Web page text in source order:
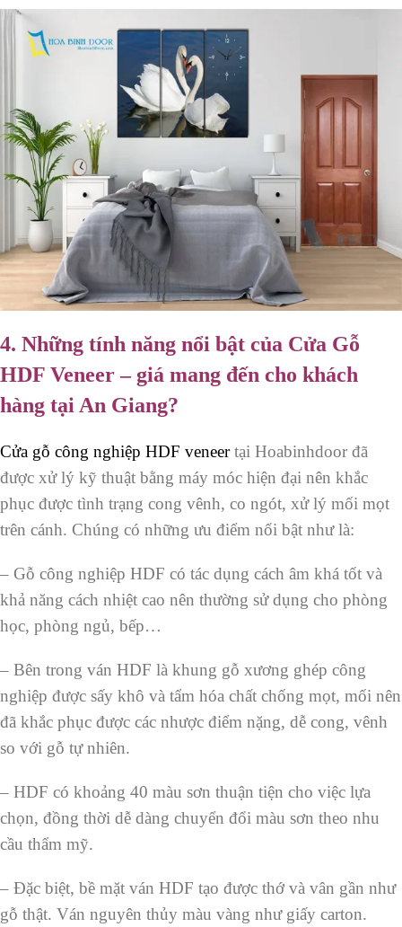
4. Những tính năng nổi bật của Cửa Gỗ
HDF Veneer – giá mang đến cho khách
hàng tại An Giang?
Cửa gỗ công nghiệp HDF veneertại Hoabinhdoor đã
được xử lý kỹ thuật bằng máy móc hiện đại nên khắc
phục được tình trạng cong vênh, co ngót, xử lý mối mọt
trên cánh. Chúng có những ưu điểm nổi bật như là:
– Gỗ công nghiệp HDF có tác dụng cách âm khá tốt và
khả năng cách nhiệt cao nên thường sử dụng cho phòng
học, phòng ngủ, bếp…
– Bên trong ván HDF là khung gỗ xương ghép công
nghiệp được sấy khô và tẩm hóa chất chống mọt, mối nên
đã khắc phục được các nhược điểm nặng, dễ cong, vênh
so với gỗ tự nhiên.
– HDF có khoảng 40 màu sơn thuận tiện cho việc lựa
chọn, đồng thời dễ dàng chuyển đổi màu sơn theo nhu
cầu thẩm mỹ.
– Đặc biệt, bề mặt ván HDF tạo được thớ và vân gần như
gỗ thật. Ván nguyên thủy màu vàng như giấy carton.